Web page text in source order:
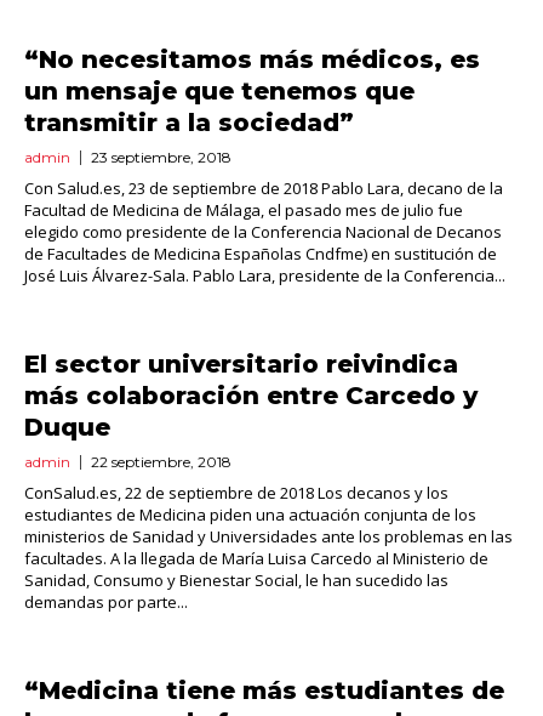
“No necesitamos más médicos, es
un mensaje que tenemos que
transmitir a la sociedad”
admin 23 septiembre, 2018
Con Salud.es, 23 de septiembre de 2018 Pablo Lara, decano de la
Facultad de Medicina de Málaga, el pasado mes de julio fue
elegido como presidente de la Conferencia Nacional de Decanos
de Facultades de Medicina Españolas Cndfme) en sustitución de
José Luis Álvarez-Sala. Pablo Lara, presidente de la Conferencia...
El sector universitario reivindica
más colaboración entre Carcedo y
Duque
admin 22 septiembre, 2018
ConSalud.es, 22 de septiembre de 2018 Los decanos y los
estudiantes de Medicina piden una actuación conjunta de los
ministerios de Sanidad y Universidades ante los problemas en las
facultades. A la llegada de María Luisa Carcedo al Ministerio de
Sanidad, Consumo y Bienestar Social, le han sucedido las
demandas por parte...
“Medicina tiene más estudiantes de